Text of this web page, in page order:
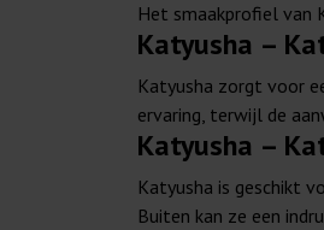
Het smaakprofiel van
Katyusha –
Katyusha zorgt voor
ervaring, terwijl de
Katyusha –
Katyusha is geschikt
Buiten kan ze een